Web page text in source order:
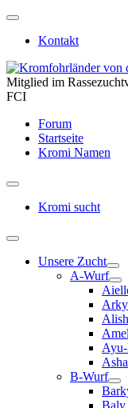
Kontakt
Mitglied im
FCI
Forum
Startseite
Kromi Namen
Kromi sucht
Unsere Zucht
A-Wurf
Arky
Asha
B-Wurf
Baly